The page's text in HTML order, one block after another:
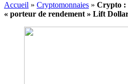
Accueil » Cryptomonnaies » Crypto :
« porteur de rendement » Lift